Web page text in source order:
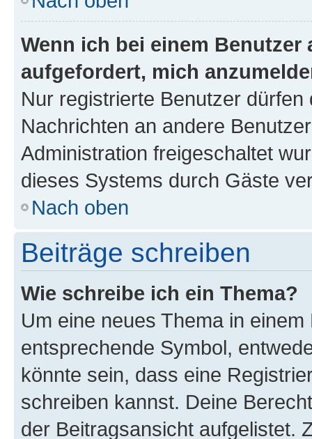
Wenn ich bei einem
aufgefordert, mich
Nur registrierte Benutzer
Nachrichten an andere
Administration freigeschaltet
dieses Systems durch Gäste
Nach oben
Beiträge schreiben
Wie schreibe ich ein Thema?
Um eine neues Thema in
entsprechende Symbol,
könnte sein, dass eine
schreiben kannst. Deine
der Beitragsansicht aufgelistet.